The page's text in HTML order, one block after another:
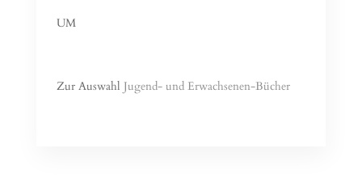
UM
Zur Auswahl Jugend- und Erwachsenen-Bücher